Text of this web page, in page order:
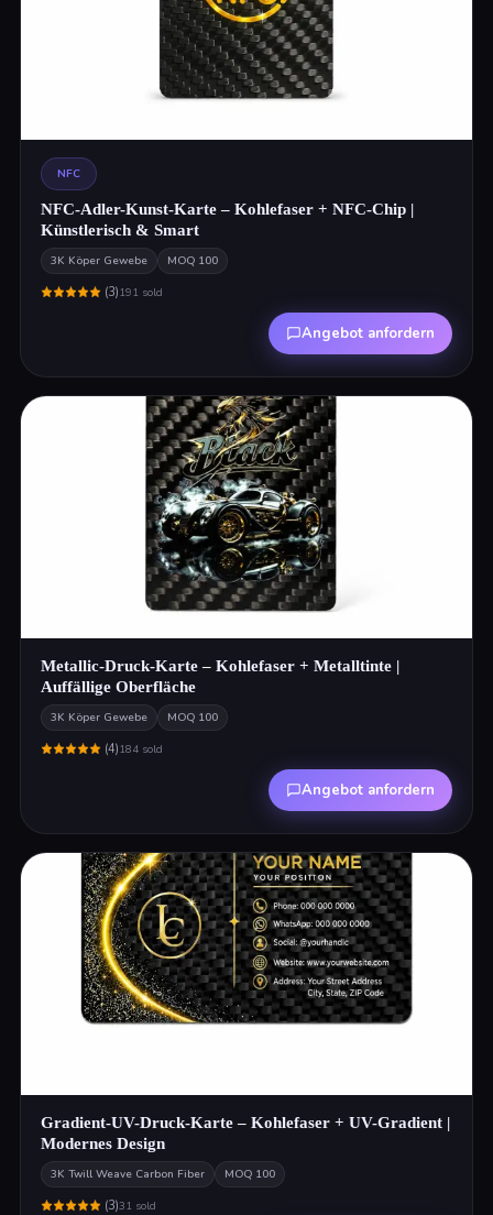
NFC
NFC-Adler-Kunst-Karte – Kohlefaser + NFC-Chip |
Künstlerisch & Smart
3K Köper Gewebe MOQ 100
(3)191sold
Angebot anfordern
Metallic-Druck-Karte – Kohlefaser + Metalltinte |
Auffällige Oberfläche
3K Köper Gewebe MOQ 100
(4)184sold
Angebot anfordern
Gradient-UV-Druck-Karte – Kohlefaser + UV-Gradient |
Modernes Design
3K Twill Weave Carbon Fiber MOQ 100
(3)31sold